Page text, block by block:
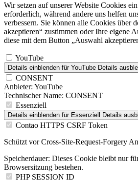
Wir setzen auf unserer Website Cookies
erforderlich, während andere uns helfen
verbessern. Sie können alle Cookies über
akzeptieren“ zustimmen oder Ihre eigene
diese mit dem Button „Auswahl
YouTube
Details einblenden für YouTube Details
CONSENT
Anbieter: YouTube
Technischer Name: CONSENT
Essenziell
Details einblenden für Essenziell Details
Contao HTTPS CSRF Token
Schützt vor Cross-Site-Request-Forgery
Speicherdauer: Dieses Cookie bleibt nur
Browsersitzung bestehen.
PHP SESSION ID